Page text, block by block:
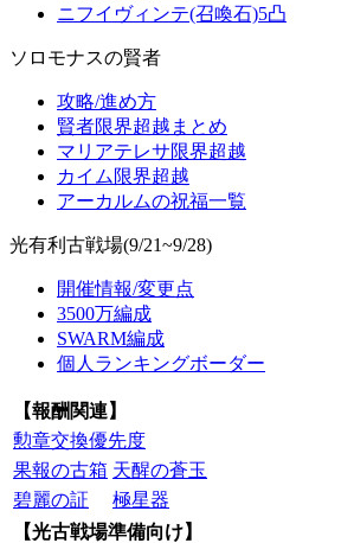
ニフイヴィンテ(召喚石)5凸
ソロモナスの賢者
攻略/進め方
賢者限界超越まとめ
マリアテレサ限界超越
カイム限界超越
アーカルムの祝福一覧
光有利古戦場(9/21~9/28)
開催情報/変更点
3500万編成
SWARM編成
個人ランキングボーダー
【報酬関連】
勲章交換優先度
果報の古箱 天醒の蒼玉
碧麗の証
極星器
【光古戦場準備向け】